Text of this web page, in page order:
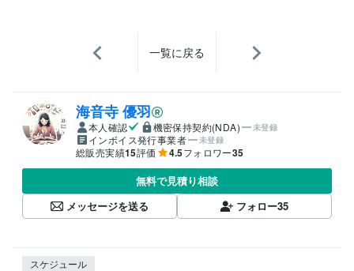
一覧に戻る
海音寺 優羽
本人確認 機密保持契約(NDA) 未登録
インボイス発行事業者 未登録
総販売実績15評価 4.5フォロワー35
無料で見積り相談
メッセージを送る
フォロー35
スケジュール